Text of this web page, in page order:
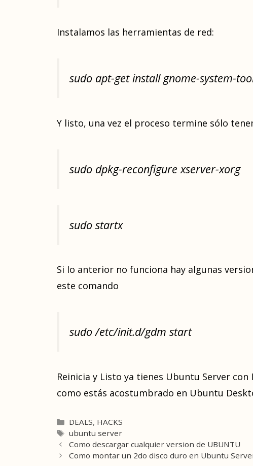
Instalamos las herramientas de red:
sudo apt-get install gnome-system-
Y listo, una vez el proceso termine sólo
sudo dpkg-reconfigure xserver-xorg
sudo startx
Si lo anterior no funciona hay algunas
este comando
sudo /etc/init.d/gdm start
Reinicia y Listo ya tienes Ubuntu Server
como estás acostumbrado en Ubuntu
Categories
DEALS, HACKS
Tags
ubuntu server
Como descargar cualquier version de UBUNTU
Como montar un 2do disco duro en Ubuntu